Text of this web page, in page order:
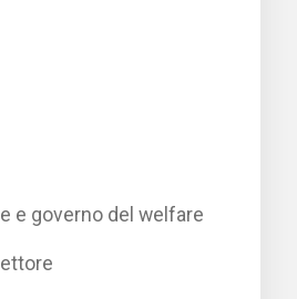
e governo del welfare